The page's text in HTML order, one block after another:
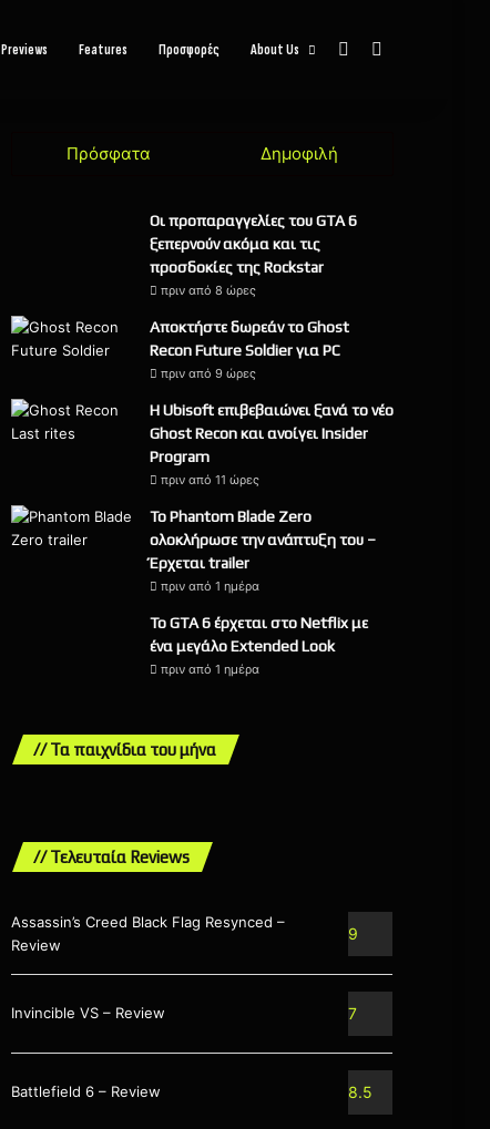
Previews Features Προσφορές About Us Sidebar
Πρόσφατα Δημοφιλή
Οι προπαραγγελίες του GTA 6
ξεπερνούν ακόμα και τις
προσδοκίες της Rockstar
πριν από 8 ώρες
Αποκτήστε δωρεάν το Ghost
Recon Future Soldier για PC
πριν από 9 ώρες
Η Ubisoft επιβεβαιώνει ξανά το νέο
Ghost Recon και ανοίγει Insider
Program
πριν από 11 ώρες
Το Phantom Blade Zero
ολοκλήρωσε την ανάπτυξη του –
Έρχεται trailer
πριν από 1 ημέρα
Το GTA 6 έρχεται στο Netflix με
ένα μεγάλο Extended Look
πριν από 1 ημέρα
// Τα παιχνίδια του μήνα
// Τελευταία Reviews
Assassin’s Creed Black Flag Resynced –
Review
9
Invincible VS – Review 7
Battlefield 6 – Review 8.5